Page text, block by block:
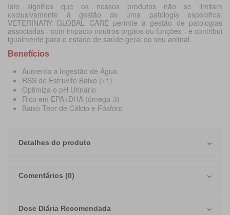
Isto significa que os nossos produtos não se limitam
exclusivamente à gestão de uma patologia específica:
VETERINARY GLOBAL CARE permite a gestão de patologias
associadas - com impacto noutros orgãos ou funções - e contribui
igualmente para o estado de saúde geral do seu animal.
Benefícios
Aumenta a Ingestão de Água
RSS de Estruvite Baixo (<1)
Optimiza o pH Urinário
Rico em EPA+DHA (ómega-3)
Baixo Teor de Cálcio e Fósforo
Detalhes do produto
Comentários (0)
Dose Diária Recomendada